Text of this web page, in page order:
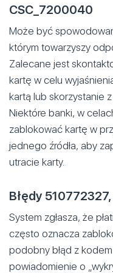
CSC_7200040
Może być
którym towarzyszy
Zalecane jest
kartę w celu
kartą lub skorzystanie
Niektóre banki, w
zablokować kartę w
jednego źródła, aby
utracie karty.
Błędy
System zgłasza, że
często oznacza
podobny błąd z
powiadomienie o